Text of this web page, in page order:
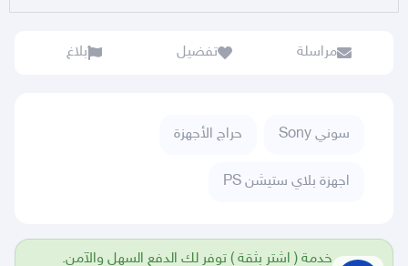
مراسلة تفضيل بلاغ
سوني Sony حراج الأجهزة
اجهزة بلاي ستيشن PS
خدمة ( اشتر بثقة ) توفر لك الدفع السهل والآمن.